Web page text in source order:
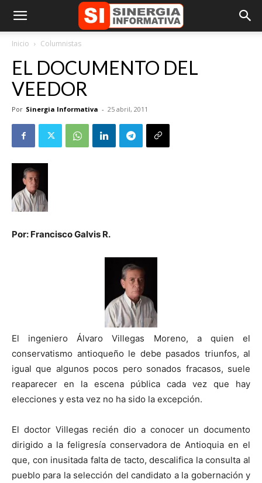
Inicio Columnistas
EL DOCUMENTO DEL
VEEDOR
Por Sinergia Informativa - 25 abril, 2011
Por: Francisco Galvis R.
El ingeniero Álvaro Villegas Moreno, a quien el
conservatismo antioqueño le debe pasados triunfos, al
igual que algunos pocos pero sonados fracasos, suele
reaparecer en la escena pública cada vez que hay
elecciones y esta vez no ha sido la excepción.
El doctor Villegas recién dio a conocer un documento
dirigido a la feligresía conservadora de Antioquia en el
que, con inusitada falta de tacto, descalifica la consulta al
pueblo para la selección del candidato a la gobernación y